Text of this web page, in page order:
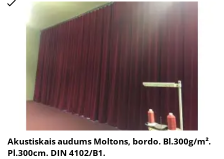
Akustiskais audums Moltons, bordo. Bl.300g/m².
Pl.300cm. DIN 4102/B1.